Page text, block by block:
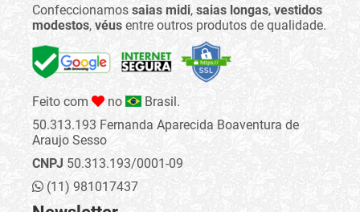
Confeccionamos saias midi, saias longas, vestidos
modestos, véus entre outros produtos de qualidade.
Feito com no
Brasil.
50.313.193 Fernanda Aparecida Boaventura de
Araujo Sesso
CNPJ 50.313.193/0001-09
(11) 981017437